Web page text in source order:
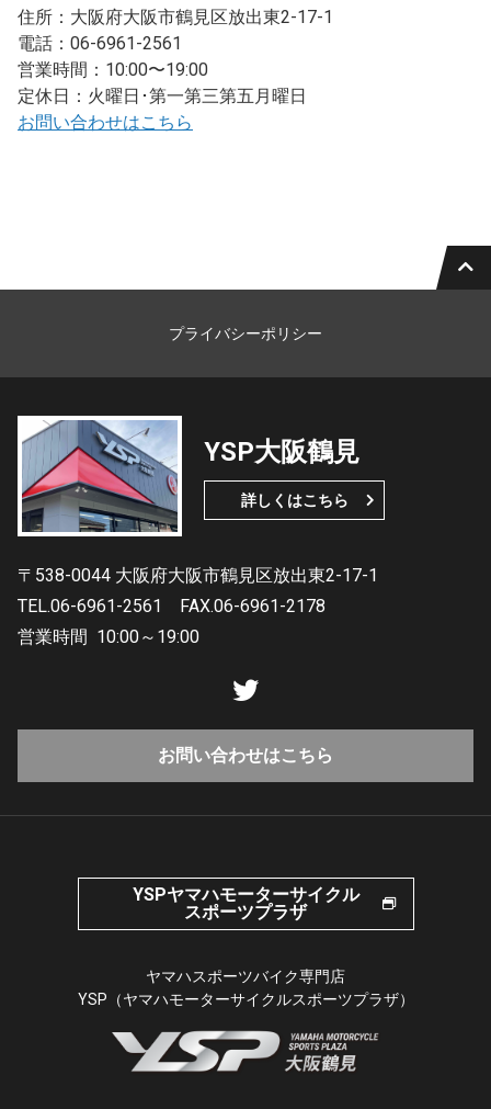
住所：大阪府大阪市鶴見区放出東2-17-1
電話：06-6961-2561
営業時間：10:00〜19:00
定休日：火曜日･第一第三第五月曜日
お問い合わせはこちら
プライバシーポリシー
YSP大阪鶴見
詳しくはこちら
〒538-0044 大阪府大阪市鶴見区放出東2-17-1
TEL.06-6961-2561
FAX.06-6961-2178
営業時間 10:00～19:00
お問い合わせはこちら
YSPヤマハモーターサイクル
スポーツプラザ
ヤマハスポーツバイク専門店
YSP（ヤマハモーターサイクルスポーツプラザ）